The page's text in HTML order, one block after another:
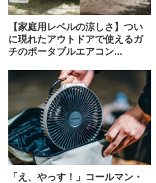
【家庭用レベルの涼しさ】つい
に現れたアウトドアで使えるガ
チのポータブルエアコン
「え、やっす！」コールマン・